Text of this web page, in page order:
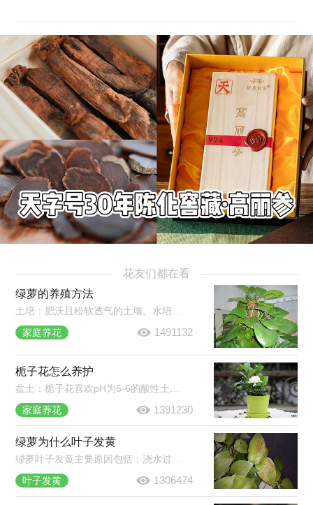
花友们都在看
绿萝的养殖方法
家庭养花
1491132
栀子花怎么养护
家庭养花
1391230
绿萝为什么叶子发黄
叶子发黄
1306474